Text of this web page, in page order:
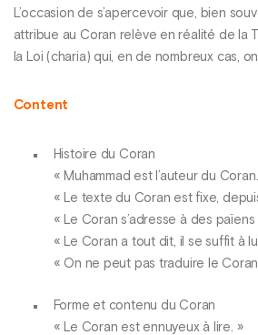
L’occasion de s’apercevoir que, bien
attribue au Coran relève en réalité de la
la Loi (charia) qui, en de nombreux cas,
Content
Histoire du Coran
« Muhammad est l’auteur du
« Le texte du Coran est fixe,
« Le Coran s’adresse à des païens
« Le Coran a tout dit, il se suffit à
« On ne peut pas traduire le
Forme et contenu du Coran
« Le Coran est ennuyeux à lire. »